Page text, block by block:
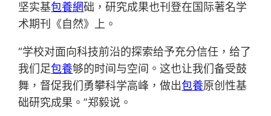
坚实基包養網础，研究成果也刊登在国际著名学
术期刊《自然》上。
“学校对面向科技前沿的探索给予充分信任，给了
我们足包養够的时间与空间。这也让我们备受鼓
舞，督促我们勇攀科学高峰，做出包養原创性基
础研究成果。”郑毅说。